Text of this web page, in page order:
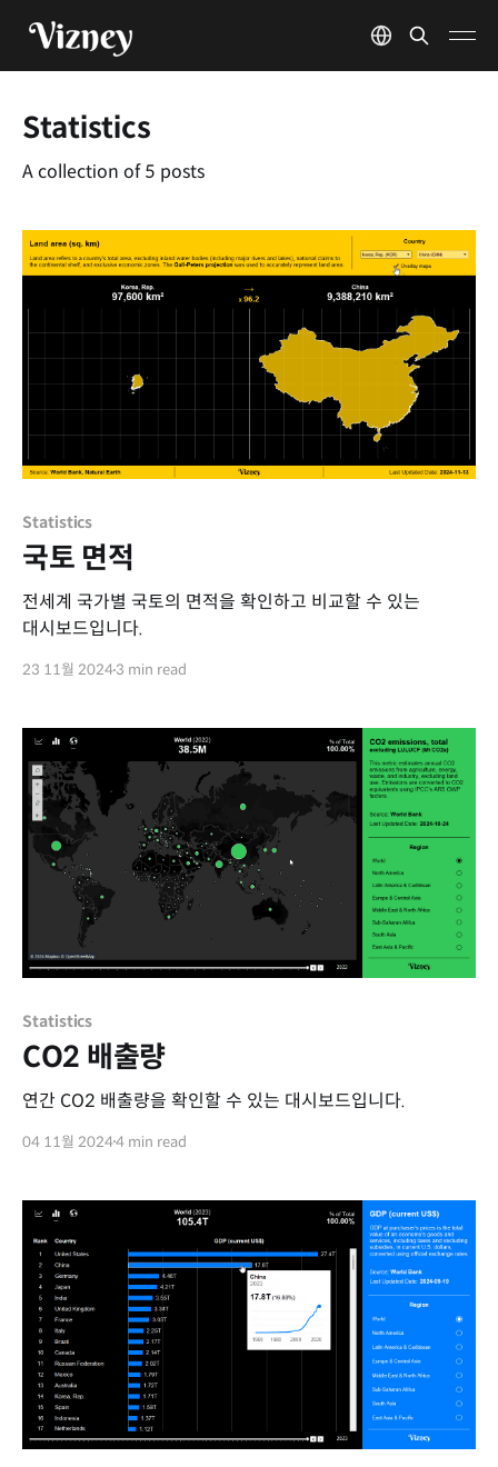
Statistics
A collection of 5 posts
Statistics
국토 면적
전세계 국가별 국토의 면적을 확인하고 비교할 수 있는
대시보드입니다.
23 11월 20243 min read
Statistics
CO2 배출량
연간 CO2 배출량을 확인할 수 있는 대시보드입니다.
04 11월 20244 min read